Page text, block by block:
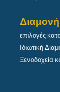
Διαμονή
επιλογές
Ιδιωτική
Ξενοδοχεία